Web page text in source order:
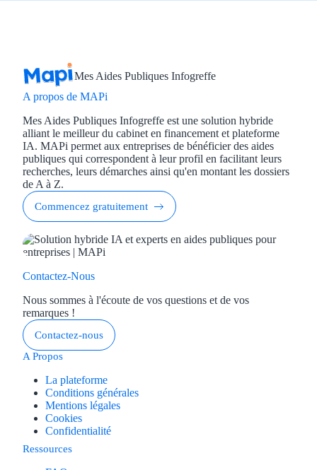
Mes Aides Publiques Infogreffe
A propos de MAPi
Mes Aides Publiques Infogreffe est une solution hybride
alliant le meilleur du cabinet en financement et plateforme
IA. MAPi permet aux entreprises de bénéficier des aides
publiques qui correspondent à leur profil en facilitant leurs
recherches, leurs démarches ainsi qu'en montant les dossiers
de A à Z.
Commencez gratuitement
Contactez-Nous
Nous sommes à l'écoute de vos questions et de vos
remarques !
Contactez-nous
A Propos
La plateforme
Conditions générales
Mentions légales
Cookies
Confidentialité
Ressources